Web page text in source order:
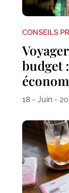
CONSEILS
budget
18 - Juin -